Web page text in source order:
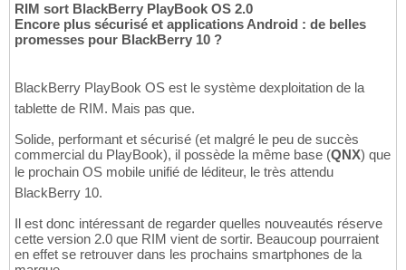
RIM sort BlackBerry PlayBook OS 2.0
Encore plus sécurisé et applications Android : de belles
promesses pour BlackBerry 10 ?
BlackBerry PlayBook OS est le système dexploitation de la
tablette de RIM. Mais pas que.
Solide, performant et sécurisé (et malgré le peu de succès
commercial du PlayBook), il possède la même base (QNX) que
le prochain OS mobile unifié de léditeur, le très attendu
BlackBerry 10.
Il est donc intéressant de regarder quelles nouveautés réserve
cette version 2.0 que RIM vient de sortir. Beaucoup pourraient
en effet se retrouver dans les prochains smartphones de la